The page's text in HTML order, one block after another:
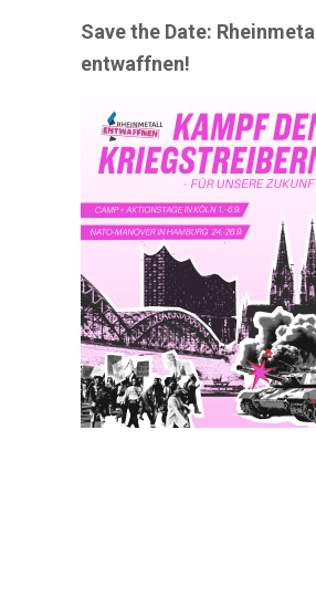
Save the Date: Rheinmetall
entwaffnen!